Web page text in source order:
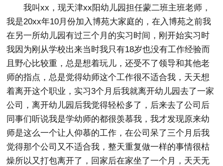
我叫xx，现天津xx阳幼儿园担任蒙二班主班老师，
我是20xx年10月份加入博苑大家庭的，在入博苑之前我
在另一所幼儿园有过三个月的实习时间，刚开始实习时
我因为刚从学校出来当时我只有18岁也没有工作经验而
且野心比较重，总是想着玩儿，还受不了领导和其他老
师的指点，总是觉得幼师这个工作很不适合我，天天想
着离开这个职业，实习3个月后我就离开幼儿园去了一家
公司，离开幼儿园后我觉得轻松多了，后来去了公司后
同事们听说我是学幼师的都很羡慕我，我才发现原来幼
师是这么一个让人仰慕的工作，在公司呆了三个月后我
觉得那个公司又不适合我，整天重复做一样的事情很枯
燥所以又打包离开了，回家后在家坐了一个月，天天无